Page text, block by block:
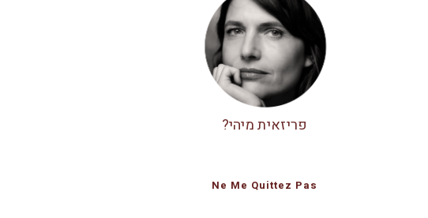
פריזאית מיהי?
Ne Me Quittez Pas